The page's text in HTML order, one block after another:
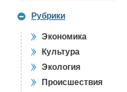
Рубрики
Экономика
Культура
Экология
Происшествия